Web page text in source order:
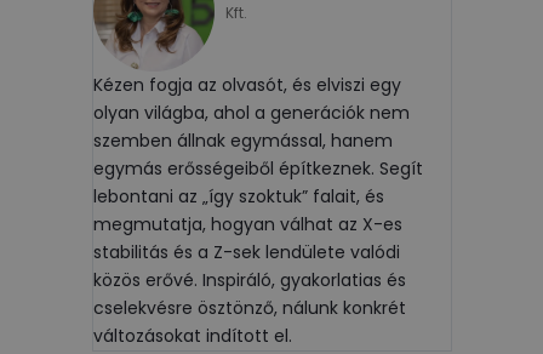
Kft.
Kézen fogja az olvasót, és elviszi egy
olyan világba, ahol a generációk nem
szemben állnak egymással, hanem
egymás erősségeiből építkeznek. Segít
lebontani az „így szoktuk” falait, és
megmutatja, hogyan válhat az X-es
stabilitás és a Z-sek lendülete valódi
közös erővé. Inspiráló, gyakorlatias és
cselekvésre ösztönző, nálunk konkrét
változásokat indított el.